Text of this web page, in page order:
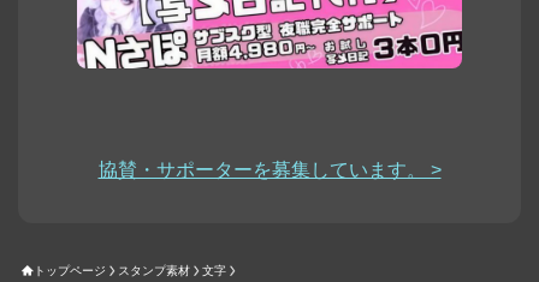
協賛・サポーターを募集しています。 >
トップページ スタンプ素材 文字